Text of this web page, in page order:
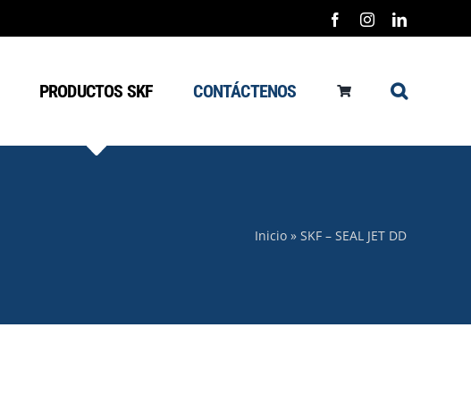
FacebookInstagramLinkedIn
PRODUCTOS SKF CONTÁCTENOS
Inicio » SKF – SEAL JET DD